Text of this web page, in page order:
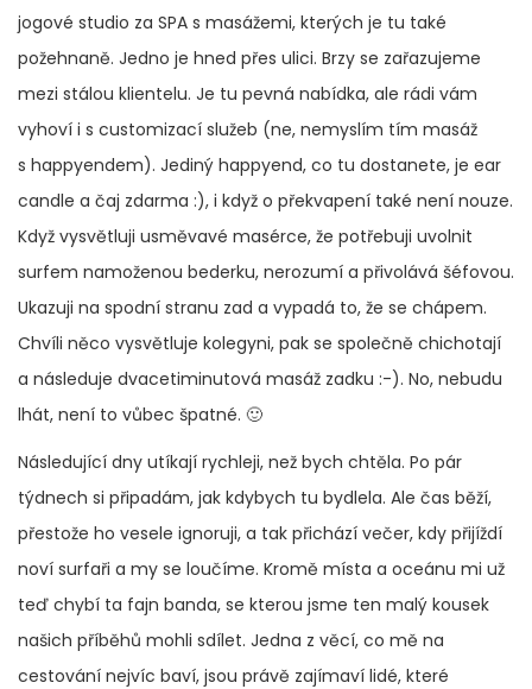
jogové studio za SPA s masážemi, kterých je tu také
požehnaně. Jedno je hned přes ulici. Brzy se zařazujeme
mezi stálou klientelu. Je tu pevná nabídka, ale rádi vám
vyhoví i s customizací služeb (ne, nemyslím tím masáž
s happyendem). Jediný happyend, co tu dostanete, je ear
candle a čaj zdarma :), i když o překvapení také není nouze.
Když vysvětluji usměvavé masérce, že potřebuji uvolnit
surfem namoženou bederku, nerozumí a přivolává šéfovou.
Ukazuji na spodní stranu zad a vypadá to, že se chápem.
Chvíli něco vysvětluje kolegyni, pak se společně chichotají
a následuje dvacetiminutová masáž zadku :-). No, nebudu
lhát, není to vůbec špatné. 🙂
Následující dny utíkají rychleji, než bych chtěla. Po pár
týdnech si připadám, jak kdybych tu bydlela. Ale čas běží,
přestože ho vesele ignoruji, a tak přichází večer, kdy přijíždí
noví surfaři a my se loučíme. Kromě místa a oceánu mi už
teď chybí ta fajn banda, se kterou jsme ten malý kousek
našich příběhů mohli sdílet. Jedna z věcí, co mě na
cestování nejvíc baví, jsou právě zajímaví lidé, které